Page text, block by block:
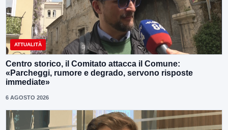
ATTUALITÀ
Centro storico, il Comitato attacca il Comune:
«Parcheggi, rumore e degrado, servono risposte
immediate»
6 AGOSTO 2026